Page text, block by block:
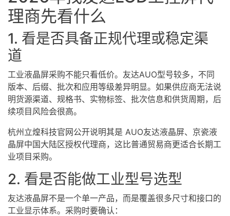
理商先看什么
1. 看是否具备正规代理或稳定渠
道
工业液晶屏采购不能只看低价。友达AUO型号较多，不同
版本、后缀、批次和应用等级差异明显。如果供应商无法说
明货源渠道、规格书、实物标签、批次信息和供货周期，后
续项目风险会很高。
杭州立煌科技官网公开说明其是 AUO友达液晶屏、京瓷液
晶屏中国大陆区授权代理商，这比普通贸易商更适合长期工
业项目采购。
2. 看是否能做工业型号选型
友达液晶屏不是一个单一产品，而是覆盖很多尺寸和接口的
工业显示体系。采购时要确认：